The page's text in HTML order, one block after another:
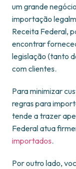
um grande
importação
Receita Federal,
encontrar
legislação (tanto
com clientes.
Para minimizar
regras para
tende a trazer
Federal atua
importados.
Por outro lado,